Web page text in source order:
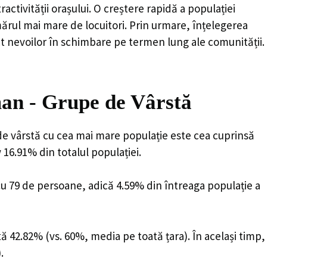
orașului. O creștere rapidă a populației
mai mare de locuitori. Prin urmare, înțelegerea
în schimbare pe termen lung ale comunității.
- Grupe de Vârstă
vârstă cu cea mai mare populație este cea cuprinsă
din totalul populației.
79 de persoane, adică 4.59% din întreaga populație a
(vs. 60%, media pe toată țara). În același timp,